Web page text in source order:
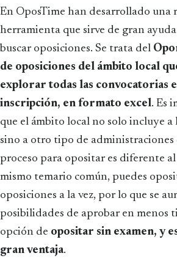
En OposTime han desarrollado una
herramienta que sirve de gran
buscar oposiciones. Se trata del
de oposiciones del ámbito local
explorar todas las convocatorias
inscripción, en formato excel. Es
que el ámbito local no solo incluye
sino a otro tipo de administraciones
proceso para opositar es diferente
mismo temario común, puedes
oposiciones a la vez, por lo que se
posibilidades de aprobar en menos
opción de opositar sin examen, y
gran ventaja.